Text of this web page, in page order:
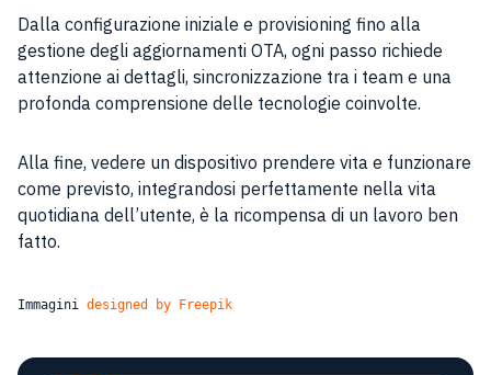
Dalla configurazione iniziale e provisioning fino alla
gestione degli aggiornamenti OTA, ogni passo richiede
attenzione ai dettagli, sincronizzazione tra i team e una
profonda comprensione delle tecnologie coinvolte.
Alla fine, vedere un dispositivo prendere vita e funzionare
come previsto, integrandosi perfettamente nella vita
quotidiana dell’utente, è la ricompensa di un lavoro ben
fatto.
Immagini designed by Freepik